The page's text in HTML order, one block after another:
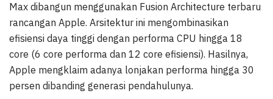
Max dibangun menggunakan Fusion Architecture terbaru
rancangan Apple. Arsitektur ini mengombinasikan
efisiensi daya tinggi dengan performa CPU hingga 18
core (6 core performa dan 12 core efisiensi). Hasilnya,
Apple mengklaim adanya lonjakan performa hingga 30
persen dibanding generasi pendahulunya.